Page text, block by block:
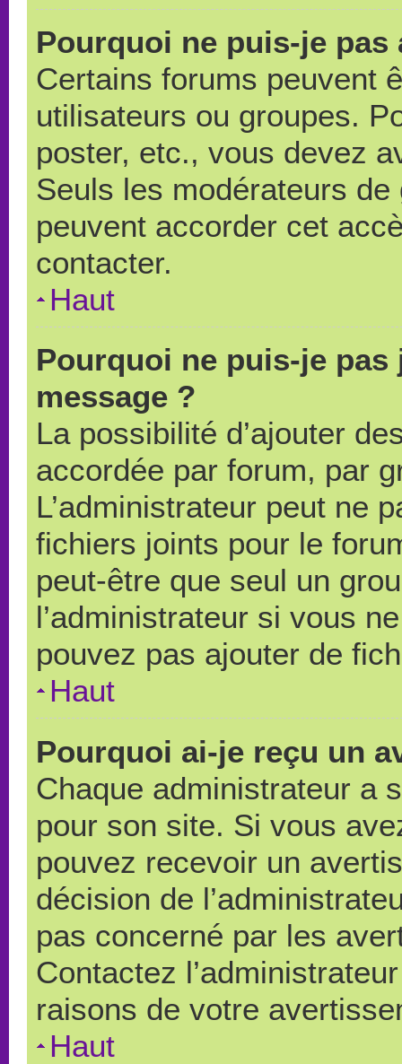
Pourquoi ne puis-je
Certains forums peuvent
utilisateurs ou groupes.
poster, etc., vous devez
Seuls les modérateurs
peuvent accorder cet
contacter.
Haut
Pourquoi ne puis-je
message ?
La possibilité d’ajouter
accordée par forum, par
L’administrateur peut ne
fichiers joints pour le
peut-être que seul un
l’administrateur si vous
pouvez pas ajouter de
Haut
Pourquoi ai-je reçu un
Chaque administrateur a
pour son site. Si vous
pouvez recevoir un
décision de
pas concerné par les
Contactez
raisons de votre
Haut